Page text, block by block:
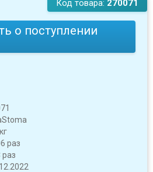
Код товара: 270071
о поступлении
раз
раз